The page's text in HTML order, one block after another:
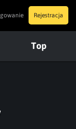
Rejestracja
Top